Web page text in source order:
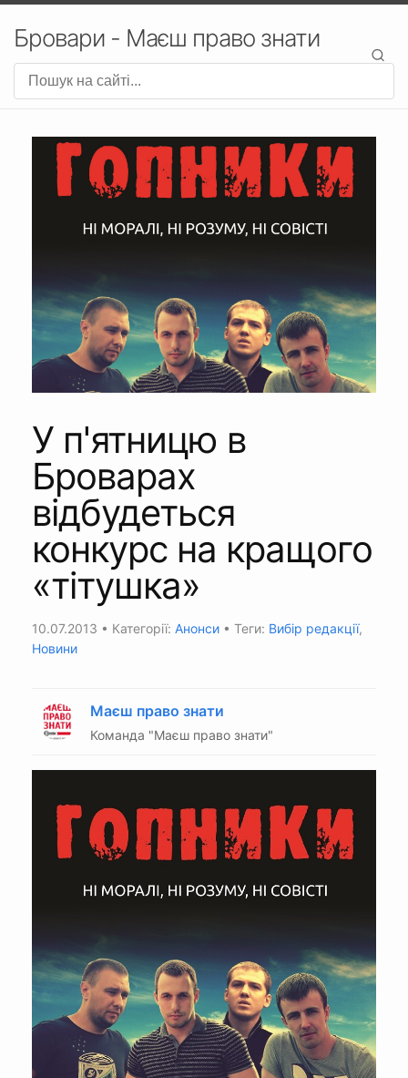
Бровари - Маєш право знати
У п'ятницю в
Броварах
відбудеться
конкурс на кращого
«тітушка»
10.07.2013 • Категорії: Анонси • Теги: Вибір редакції,
Новини
Маєш право знати
Команда "Маєш право знати"